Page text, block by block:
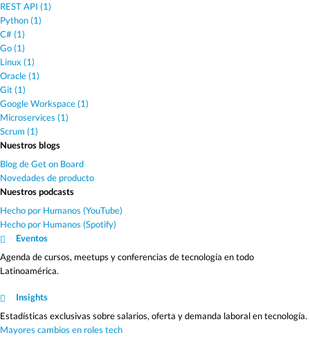
REST API (1)
Python (1)
C# (1)
Go (1)
Linux (1)
Oracle (1)
Git (1)
Google Workspace (1)
Microservices (1)
Scrum (1)
Nuestros blogs
Blog de Get on Board
Novedades de producto
Nuestros podcasts
Hecho por Humanos (YouTube)
Hecho por Humanos (Spotify)
Eventos
Agenda de cursos, meetups y conferencias de tecnología en todo
Latinoamérica.
Insights
Estadísticas exclusivas sobre salarios, oferta y demanda laboral en tecnología.
Mayores cambios en roles tech